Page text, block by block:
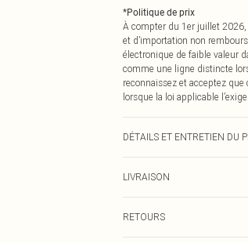
*Politique de prix
À compter du 1er juillet 2026,
et d’importation non
électronique de faible valeur
comme une ligne distincte
reconnaissez et acceptez
lorsque la loi applicable l’exige.
DÉTAILS ET ENTRETIEN DU
LIVRAISON
RETOURS